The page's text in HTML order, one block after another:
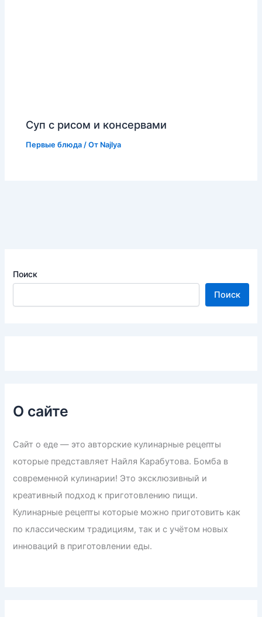
Суп с рисом и консервами
Первые блюда / От Najlya
Поиск
Поиск
О сайте
Сайт о еде — это авторские кулинарные рецепты
которые представляет Найля Карабутова. Бомба в
современной кулинарии! Это эксклюзивный и
креативный подход к приготовлению пищи.
Кулинарные рецепты которые можно приготовить как
по классическим традициям, так и с учётом новых
инноваций в приготовлении еды.